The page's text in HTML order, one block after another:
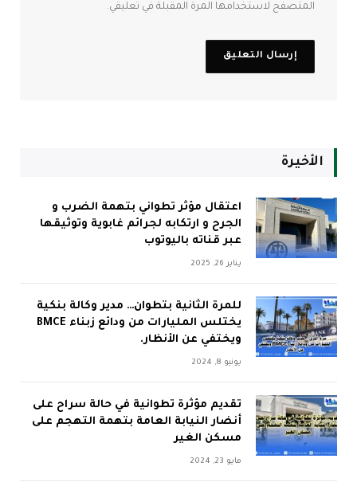
المتصفح لاستخدامها المرة المقبلة في تعليقي.
الأخيرة
اعتقال مؤثر تطواني بتهمة الضرب و
الجرح و ارتكابه لجرائم غابوية وتوثيقها
عبر قناته باليوتوب
يناير 26, 2025
للمرة الثانية بتطوان… مدير وكالة بنكية
يختلس المليارات من ودائع زبناء BMCE
ويختفي عن الأنظار.
يونيو 8, 2024
تقديم مؤثرة تطوانية في حالة سراح على
أنضار النيابة العامة بتهمة التهجم على
مسكن الغير
مايو 23, 2024